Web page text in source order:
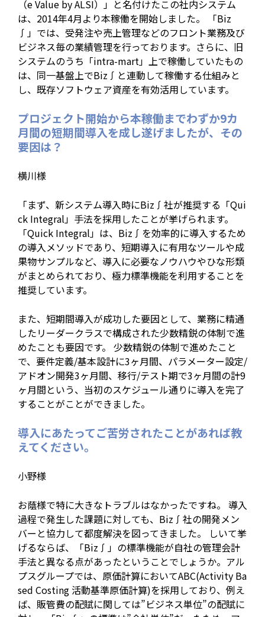
（e Value by ALSI）」と名付けたこの社内システム
は、2014年4月より本稼働を開始しました。 「Biz
∫」では、受発注や売上管理などのフロント業務及び
ビジネス毎の業績管理を行っております。さらに、旧
システムのうち「intra-mart」上で稼働していたもの
は、同一基盤上でBiz∫と連動して稼働する仕組みと
し、既存ソフトウェア資産を有効活用しています。
プロジェクト開始から本稼働までわずか9カ
月間の短期間導入を成し遂げましたが、その
要因は？
横川様
「まず、新システム導入時にBiz∫社が推奨する「Qui
ck Integral」手法を採用したことが挙げられます。
「Quick Integral」は、Biz∫を効率的に導入するため
の導入メソッドであり、短期導入に有用なツールや成
果物サンプルなど、導入に必要なノウハウやひな形類
がまとめられており、極力標準機能を利用することを
推奨しています。
また、短期間導入が成功した要因として、業務に精通
したリーダークラスで構成された少数精鋭の体制で進
めたことも要因です。 少数精鋭の体制で進めたこと
で、要件定義/基本設計に3ヶ月間、パラメーター設定/
アドオン開発3ヶ月間、移行/テスト期で3ヶ月間の計9
ヶ月間という、当初のスケジュール通りに導入を完了
することがことができました。
導入にあたってご苦労されたことがあれば教
えてください。
小野様
お蔭様で特に大きなトラブルはなかったですね。 導入
過程で発生した課題に対しても、Biz∫社の開発メン
バーと協力して都度解決を図ってきました。 しいて挙
げるならば、「Biz∫」の標準機能が自社の管理会計
手法と異なる点があったということでしょうか。アル
プスグループでは、原価計算においてABC(Activity Ba
sed Costing 活動基準原価計算)を採用しており、例え
ば、販管費の配賦に関しては”ビジネス単位”の配賦に